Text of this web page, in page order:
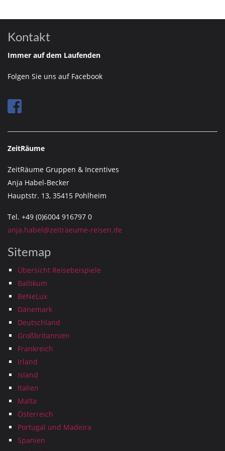
Kontakt
Immer auf dem Laufenden
Folgen Sie uns auf Facebook
ZeitRäume
ZeitRäume Gruppen & Incentives
Anja Habel-Becker
Hauptstr. 13, 35415 Pohlheim
Tel. +49 (0)6004 916797 0
anja.habel@zeitraeume-reisen.de
Sitemap
Übersicht Reisebeispiele
Baltikum
BeNeLux
Dänemark
Deutschland
Großbritannien
Frankreich
Irland
Island
Italien
Malta
Österreich
Portugal und Madeira
Spanien